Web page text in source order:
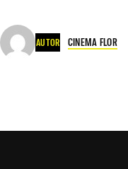
AUTOR CINEMA FLOR